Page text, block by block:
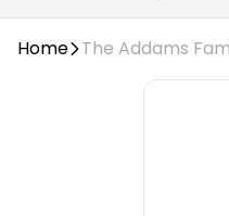
Home The Addams